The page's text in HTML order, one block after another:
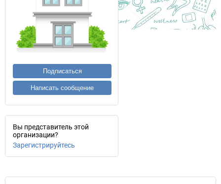
Подписаться
Написать сообщение
Вы представитель этой
организации?
Зарегистрируйтесь